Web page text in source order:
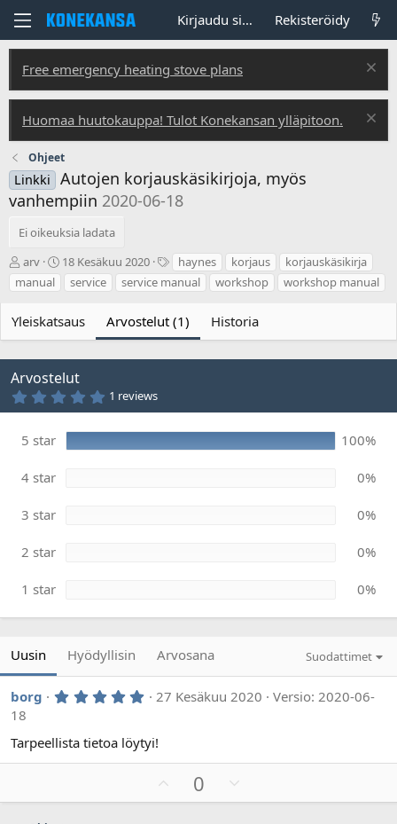
Kirjaudu sisään Rekisteröidy
Free emergency heating stove plans
Huomaa huutokauppa! Tulot Konekansan ylläpitoon.
Ohjeet
Linkki
Autojen korjauskäsikirjoja, myös
vanhempiin 2020-06-18
Ei oikeuksia ladata
T
e
k
j
ä
arv
L
u
o
t
i
p
ä
i
v
m
ä
18 Kesäkuu 2020
u
n
i
s
t
haynes korjaus
korjauskäsikirja
manual
service service manual workshop workshop manual
Yleiskatsaus Arvostelut (1) Historia
Arvostelut
5
,
0
t
1 reviews
5 star 100%
4 star 0%
3 star 0%
2 star 0%
1 star 0%
Uusin Hyödyllisin Arvosana Suodattimet
borg 5
0
t
ä
e
27 Kesäkuu 2020
Versio: 2020-06-
18
Tarpeellista tietoa löytyi!
l
0
i